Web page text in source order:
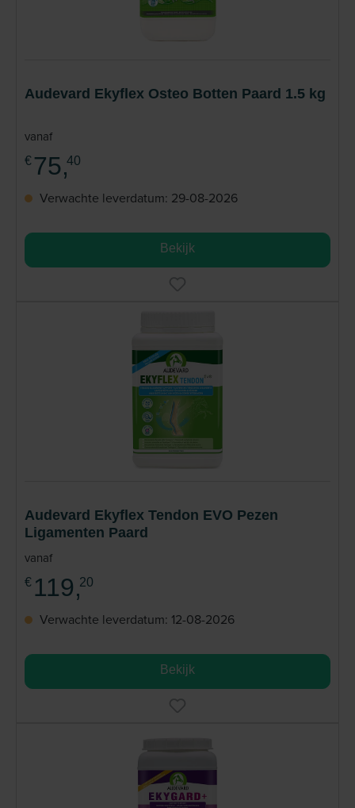
Audevard Ekyflex Osteo Botten Paard 1.5 kg
vanaf
€ 75,40
Verwachte leverdatum: 29-08-2026
Bekijk
Audevard Ekyflex Tendon EVO Pezen
Ligamenten Paard
vanaf
€ 119,20
Verwachte leverdatum: 12-08-2026
Bekijk